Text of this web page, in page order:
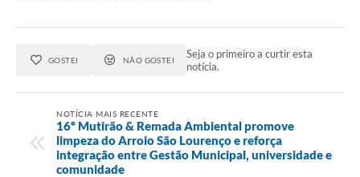
GOSTEI NÃO GOSTEI
Seja o primeiro a curtir esta
notícia.
NOTÍCIA MAIS RECENTE
16º Mutirão & Remada Ambiental promove
limpeza do Arroio São Lourenço e reforça
integração entre Gestão Municipal, universidade e
comunidade